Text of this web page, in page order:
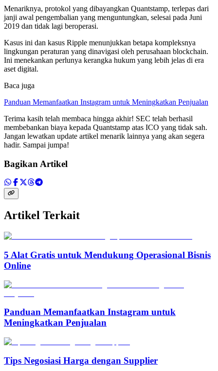
Menariknya, protokol yang dibayangkan Quantstamp, terlepas dari
janji awal pengembalian yang menguntungkan, selesai pada Juni
2019 dan tidak lagi beroperasi.
Kasus ini dan kasus Ripple menunjukkan betapa kompleksnya
lingkungan peraturan yang dinavigasi oleh perusahaan blockchain.
Ini menekankan perlunya kerangka hukum yang lebih jelas di era
aset digital.
Baca juga
Panduan Memanfaatkan Instagram untuk Meningkatkan Penjualan
Terima kasih telah membaca hingga akhir! SEC telah berhasil
membebankan biaya kepada Quantstamp atas ICO yang tidak sah.
Jangan lewatkan update artikel menarik lainnya yang akan segera
hadir. Sampai jumpa!
Bagikan Artikel
Artikel Terkait
5 Alat Gratis untuk Mendukung Operasional Bisnis
Online
Panduan Memanfaatkan Instagram untuk
Meningkatkan Penjualan
Tips Negosiasi Harga dengan Supplier